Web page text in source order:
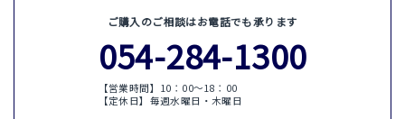
ご購入のご相談はお電話でも承ります
054-284-1300
【営業時間】10：00〜18：00
【定休日】毎週水曜日・木曜日